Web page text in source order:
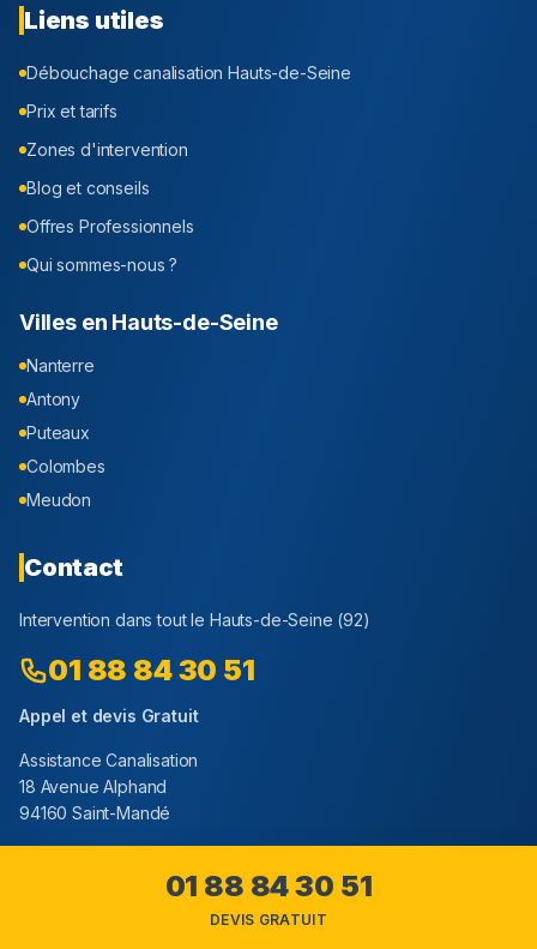
Liens utiles
Débouchage canalisationHauts-de-Seine
Prix et tarifs
Zones d'intervention
Blog et conseils
Offres Professionnels
Qui sommes-nous ?
Villes en Hauts-de-Seine
Nanterre
Antony
Puteaux
Colombes
Meudon
Contact
Intervention dans tout le Hauts-de-Seine (92)
01 88 84 30 51
Appel et devis Gratuit
Assistance Canalisation
18 Avenue Alphand
94160 Saint-Mandé
01 88 84 30 51
DEVIS GRATUIT